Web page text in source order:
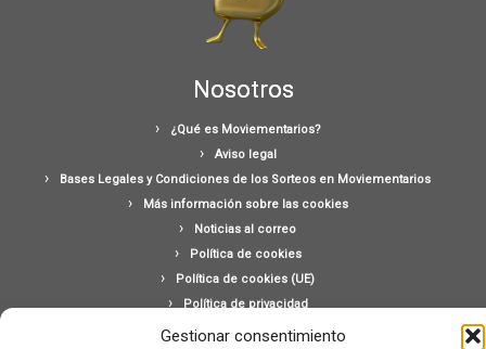
Gestionar consentimiento
Nosotros
¿Qué es Moviementarios?
Aviso legal
Bases Legales y Condiciones de los Sorteos en Moviementarios
Más información sobre las cookies
Noticias al correo
Política de cookies
Política de cookies (UE)
Política de privacidad
Ponte en contacto con nosotros